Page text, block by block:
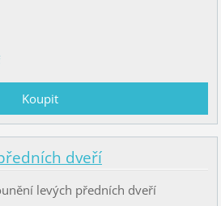
dveří
levých předních dveří